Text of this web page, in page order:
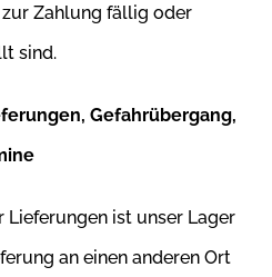
Zahlung fällig oder
sind.
Gefahrübergang,
Lieferungen ist unser Lager
an einen anderen Ort